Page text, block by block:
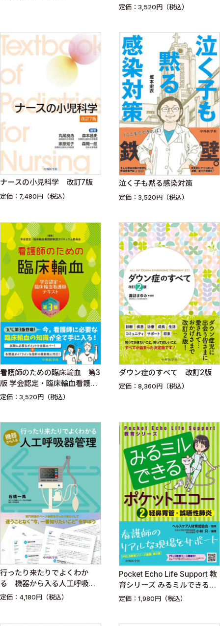
定価：3,520円（税込）
ナースの小児科学 改訂7版
定価：7,480円（税込）
泣く子も黙る感染対策
定価：3,520円（税込）
看護師のための臨床輸血 第3
版 学会認定・臨床輸血看護師
テキスト
定価：3,520円（税込）
ダウン症のすべて 改訂2版
定価：8,360円（税込）
行ったり来たりでよくわか
る 機器から入る人工呼吸器
管理
定価：4,180円（税込）
Pocket Echo Life Support 教
育シリーズ みるミルできるポ
ケットエコー ２ 経鼻胃管・
定価：1,980円（税込）